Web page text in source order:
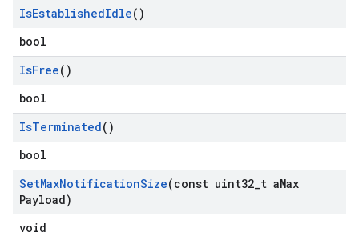
IsEstablishedIdle()
bool
IsFree()
bool
IsTerminated()
bool
SetMaxNotificationSize(const uint32 t aMax
Payload)
void